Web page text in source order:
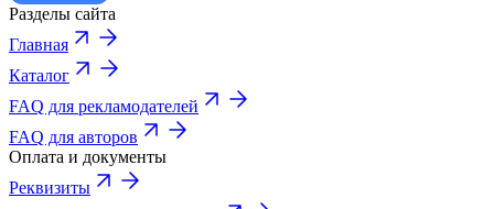
Разделы сайта
Главная
Каталог
FAQ для рекламодателей
FAQ для авторов
Оплата и документы
Реквизиты